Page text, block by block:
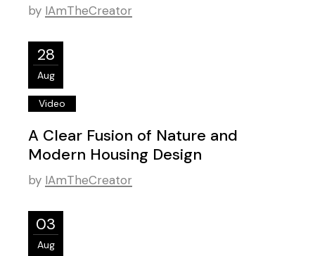
by IAmTheCreator
28
Aug
Video
A Clear Fusion of Nature and
Modern Housing Design
by IAmTheCreator
03
Aug